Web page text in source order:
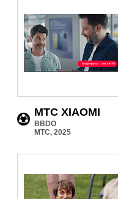
МТС XIAOMI
BBDO
МТС, 2025